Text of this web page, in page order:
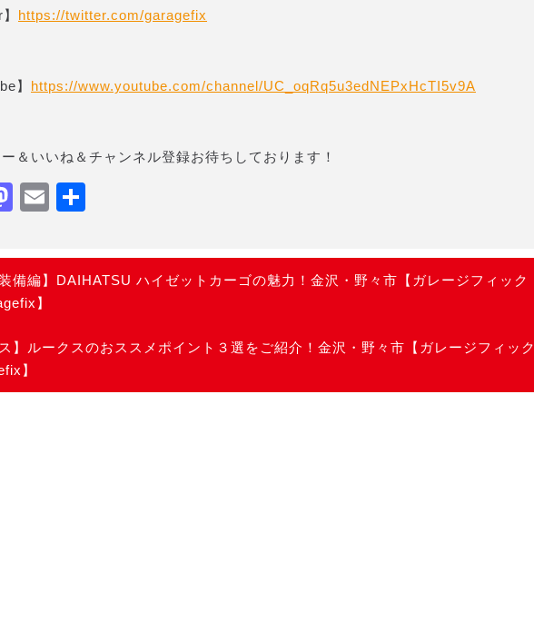
https://twitter.com/garagefix
】 https://www.youtube.com/channel/UC_oqRq5u3edNEPxHcTI5v9A
＆いいね＆チャンネル登録お待ちしております！
Mastodon
Email
装備編】DAIHATSU ハイゼットカーゴの魅力！金沢・野々市【ガレージフィック
】
ス】ルークスのおススメポイント３選をご紹介！金沢・野々市【ガレージフィック
】